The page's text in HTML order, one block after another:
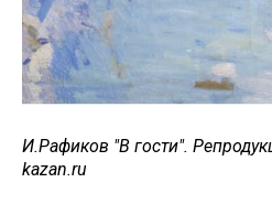
И.Рафиков "В гости".
kazan.ru